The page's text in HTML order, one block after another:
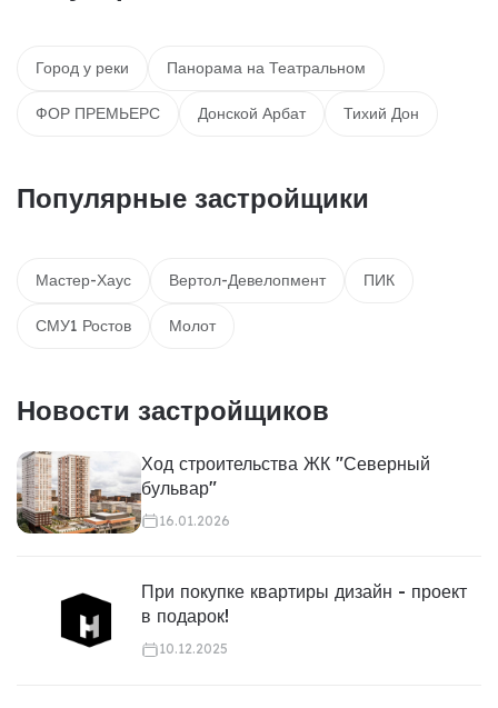
Город у реки Панорама на Театральном
ФОР ПРЕМЬЕРС Донской Арбат Тихий Дон
Популярные застройщики
Мастер-Хаус Вертол-Девелопмент ПИК
СМУ1 Ростов Молот
Новости застройщиков
Ход строительства ЖК "Северный
бульвар"
16.01.2026
При покупке квартиры дизайн - проект
в подарок!
10.12.2025